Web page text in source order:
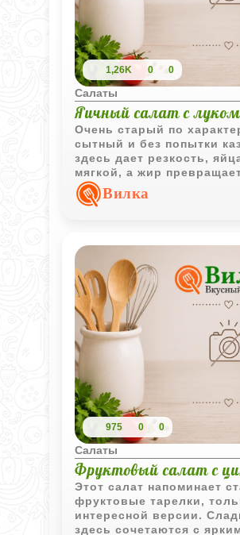
1,26K 0 0
Салаты
Яичный салат с луком
Очень старый по
сытный и без попытки
здесь дает резкость,
мягкой, а жир
домашнюю намазку для
Вилка
975 0 0
Салаты
Фруктовый салат с
Этот салат напоминает
фруктовые тарелки,
интересной версии.
здесь сочетаются с